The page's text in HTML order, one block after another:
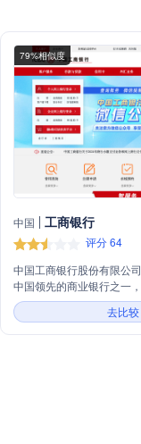
79%相似度
中国 工商银行
评分 64
中国工商银行股份有限公
中国领先的商业银行之一
务。工商银行的业务范围
公司金融、资产管理、私
作为一家综合性银行，工
去比较